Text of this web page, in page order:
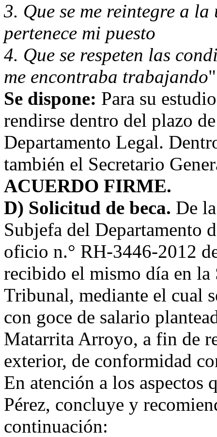
3. Que se me reintegre a
pertenece mi puesto
4. Que se respeten las
me encontraba trabajando
Se dispone: Para su
rendirse dentro del plazo
Departamento Legal.
también el Secretario
ACUERDO FIRME.
D) Solicitud de beca. De
Subjefa del Departamento
oficio n.° RH-3446-2012
recibido el mismo día en la
Tribunal, mediante el cual
con goce de salario
Matarrita Arroyo, a fin de
exterior, de conformidad
En atención a los aspectos
Pérez, concluye y
continuación: